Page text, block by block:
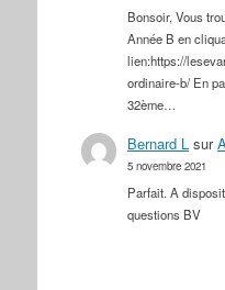
Bonsoir, Vous
Année B en
lien:https://
ordinaire-b/ En
32ème…
Bernard Lsur
5 novembre 2021
Parfait. A
questions BV